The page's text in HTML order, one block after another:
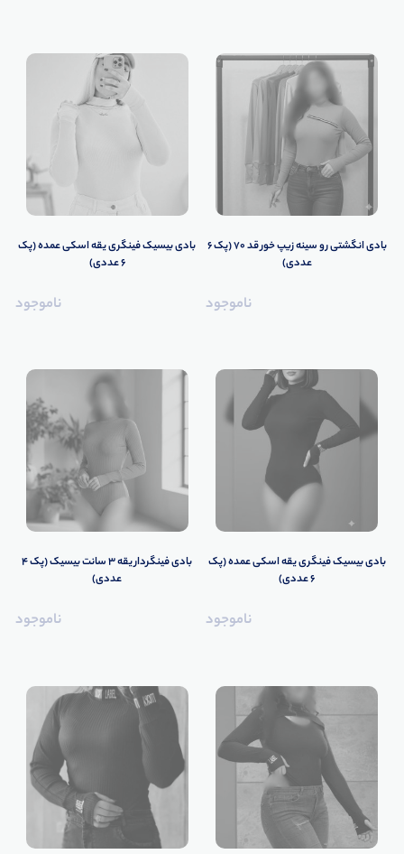
بادی انگشتی رو سینه زیپ خور قد ۷۰ (پک 6
عددی)
ناموجود
بادی بیسیک فینگری یقه اسکی عمده (پک
6 عددی)
ناموجود
بادی بیسیک فینگری یقه اسکی عمده (پک
6 عددی)
ناموجود
بادی فینگردار یقه ۳ سانت بیسیک (پک 4
عددی)
ناموجود